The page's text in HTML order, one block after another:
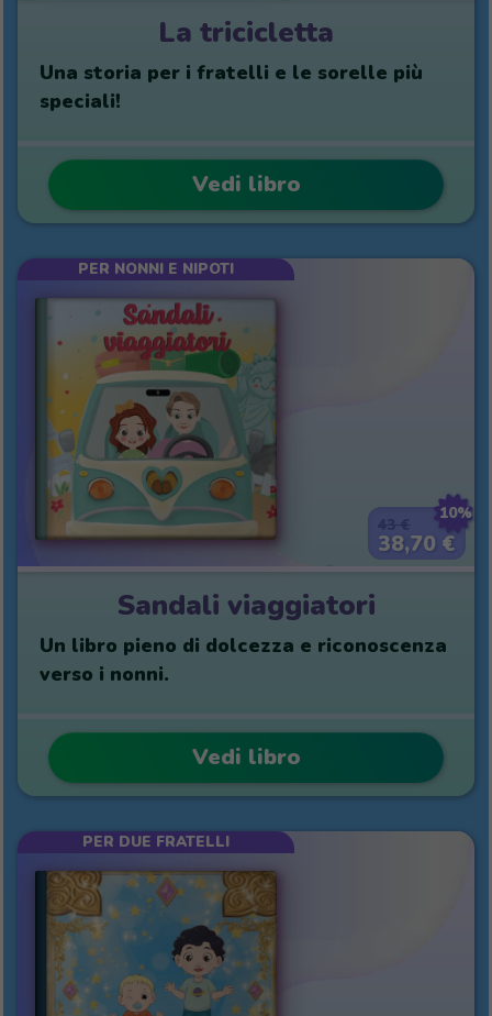
La tricicletta
Una storia per i fratelli e le sorelle più
speciali!
Vedi libro
10%
38,70 €
PER NONNI E NIPOTI
Sandali viaggiatori
Un libro pieno di dolcezza e riconoscenza
verso i nonni.
Vedi libro
PER DUE FRATELLI